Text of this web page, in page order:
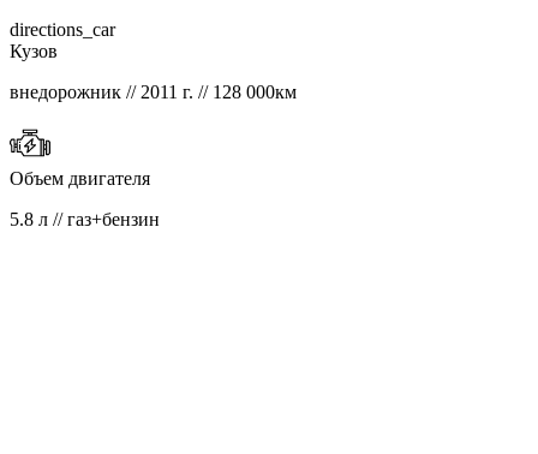
directions_car
Кузов
внедорожник // 2011 г. // 128 000км
Объем двигателя
5.8 л // газ+бензин